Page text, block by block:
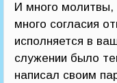
И много молитвы,
много согласия
исполняется в
служении было
написал своим